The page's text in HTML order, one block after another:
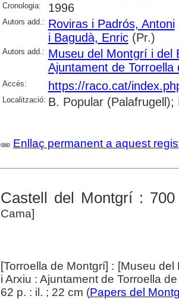
Cronologia: 1996
Autors add.: Roviras i Padrós, Antoni
i Bagudà, Enric(Pr.)
Autors add.: Museu del Montgrí i del
Ajuntament de Torroella
Accés: https://raco.cat/
Localització: B. Popular
Enllaç permanent a aquest
Castell del Montgrí :
Cama]
[Torroella de Montgrí] : [Museu
i Arxiu : Ajuntament de Torroella
62 p. : il. ; 22 cm (Papers del